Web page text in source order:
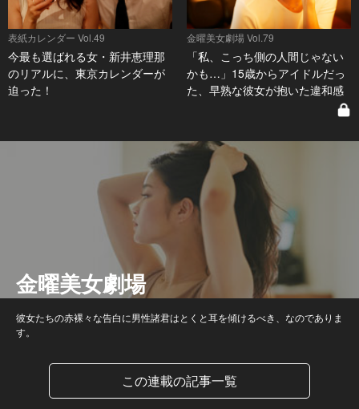
表紙カレンダー Vol.49
今最も選ばれる女・新井恵理那
のリアルに、東京カレンダーが
迫った！
金曜美女劇場 Vol.79
「私、こっち側の人間じゃない
かも…」15歳からアイドルだっ
た、早熟な彼女が抱いた違和感
金曜美女劇場
彼女たちの赤裸々な告白に男性諸君はとくと耳を傾けるべき、なのでありま
す。
この連載の記事一覧